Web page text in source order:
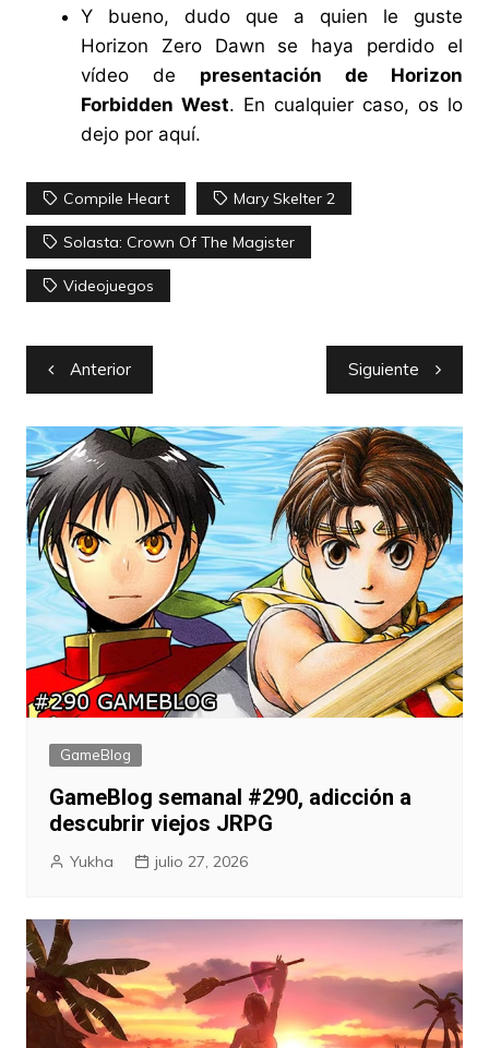
Y bueno, dudo que a quien le guste
Horizon Zero Dawn se haya perdido el
vídeo de presentación de Horizon
Forbidden West. En cualquier caso, os lo
dejo por aquí.
Compile Heart Mary Skelter 2
Solasta: Crown Of The Magister
Videojuegos
Navegación
de
entradas
Anterior Siguiente
GameBlog
GameBlog semanal #290, adicción a
descubrir viejos JRPG
Yukha julio 27, 2026